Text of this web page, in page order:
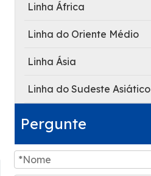
Linha África
Linha do Oriente Médio
Linha Ásia
Linha do Sudeste Asiático
Pergunte